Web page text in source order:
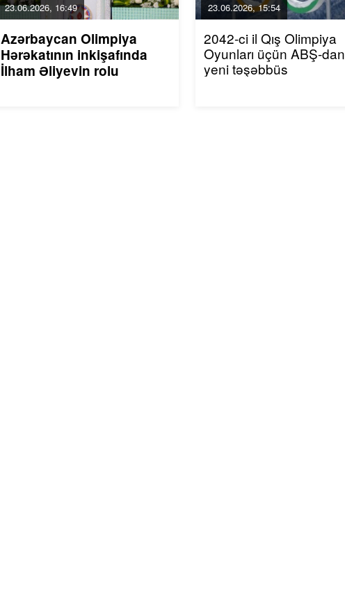
23.06.2026, 16:49
Azərbaycan Olimpiya
Hərəkatının inkişafında
İlham Əliyevin rolu
23.06.2026, 15:54
2042-ci il Qış Olimpiya
Oyunları üçün ABŞ-dan
yeni təşəbbüs